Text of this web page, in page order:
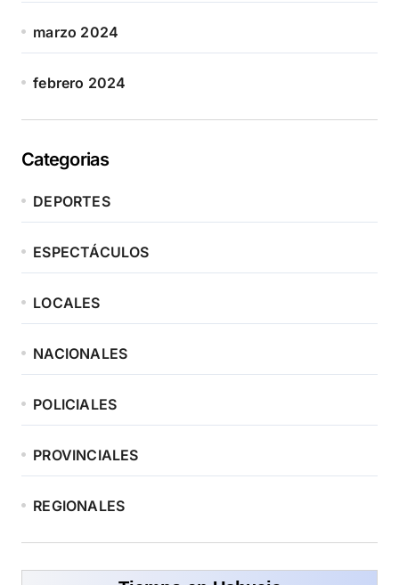
marzo 2024
febrero 2024
Categorias
DEPORTES
ESPECTÁCULOS
LOCALES
NACIONALES
POLICIALES
PROVINCIALES
REGIONALES